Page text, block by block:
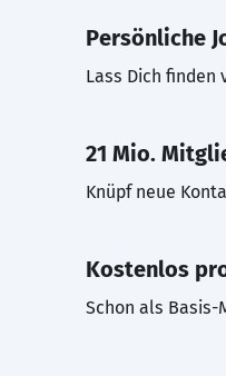
Persönliche
Lass Dich finden
21 Mio.
Knüpf neue
Kostenlos
Schon als Basis-